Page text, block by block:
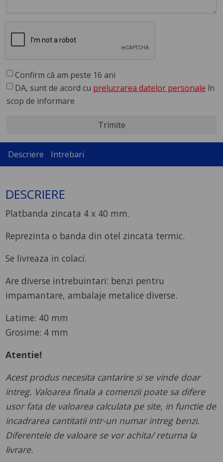
Confirm că am peste 16 ani
DA, sunt de acord cu prelucrarea datelor personale în
scop de informare
Trimite
Descriere Intrebari
DESCRIERE
Platbanda zincata 4 x 40 mm.
Reprezinta o banda din otel zincata termic.
Se livreaza in colaci.
Are diverse intrebuintari: benzi pentru
impamantare, ambalaje metalice diverse.
Latime: 40 mm
Grosime: 4 mm
Atentie!
Acest produs necesita cantarire si se vinde doar
intreg. Valoarea finala a comenzii poate sa difere
usor fata de valoarea calculata pe site, in functie de
incadrarea cantitatii intr-un numar intreg benzi.
Diferentele de valoare se vor achita/ returna la
livrare.